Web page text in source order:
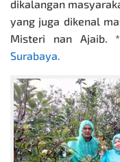
dikalangan
yang juga dikenal
Misteri nan Ajaib.
Surabaya.